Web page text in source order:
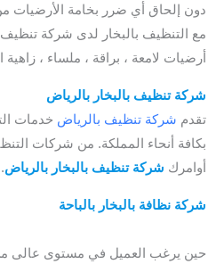
دون إلحاق أي ضرر بخامة الأرضيات
مع التنظيف بالبخار لدى شركة
أرضيات لامعة ، براقة ، ملساء ، زاهية
شركة تنظيف بالبخار بالرياض
تقدم شركة تنظيف بالرياض خدمات
بكافة أنحاء المملكة. من شركات
أوامرك شركة تنظيف بالبخار بالرياض.
شركة نظافة بالبخار بالباحة
حين يرغب العميل في مستوى عالى